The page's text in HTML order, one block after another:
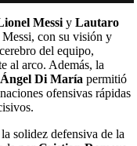
Messi y Lautaro
con su visión y
del equipo,
al arco. Además, la
Ángel Di María permitió
ofensivas rápidas
solidez defensiva de la